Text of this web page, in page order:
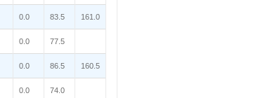
0.0 83.5 161.0
0.0 77.5
0.0 86.5 160.5
0.0 74.0